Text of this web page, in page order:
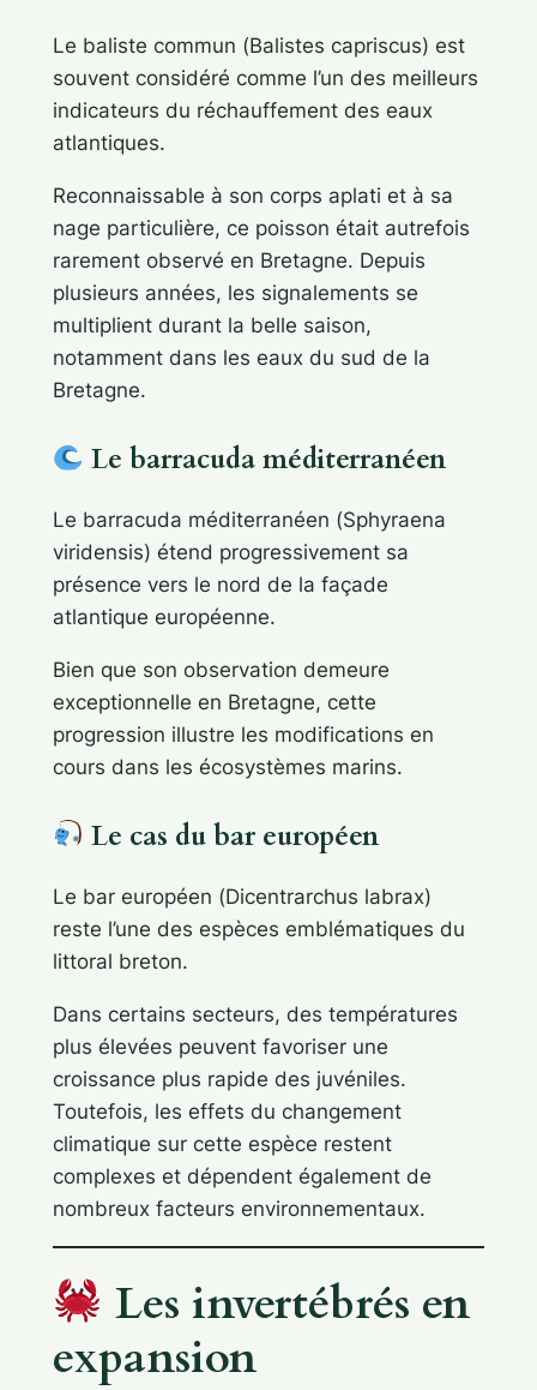
Le baliste commun (Balistes capriscus) est
souvent considéré comme l’un des meilleurs
indicateurs du réchauffement des eaux
atlantiques.
Reconnaissable à son corps aplati et à sa
nage particulière, ce poisson était autrefois
rarement observé en Bretagne. Depuis
plusieurs années, les signalements se
multiplient durant la belle saison,
notamment dans les eaux du sud de la
Bretagne.
Le barracuda méditerranéen
Le barracuda méditerranéen (Sphyraena
viridensis) étend progressivement sa
présence vers le nord de la façade
atlantique européenne.
Bien que son observation demeure
exceptionnelle en Bretagne, cette
progression illustre les modifications en
cours dans les écosystèmes marins.
Le cas du bar européen
Le bar européen (Dicentrarchus labrax)
reste l’une des espèces emblématiques du
littoral breton.
Dans certains secteurs, des températures
plus élevées peuvent favoriser une
croissance plus rapide des juvéniles.
Toutefois, les effets du changement
climatique sur cette espèce restent
complexes et dépendent également de
nombreux facteurs environnementaux.
Les invertébrés en
expansion